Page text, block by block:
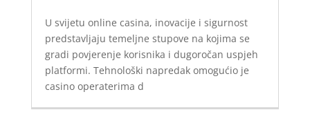
U svijetu online casina, inovacije i sigurnost
predstavljaju temeljne stupove na kojima se
gradi povjerenje korisnika i dugoročan uspjeh
platformi. Tehnološki napredak omogućio je
casino operaterima d